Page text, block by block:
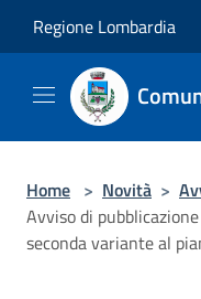
Regione Lombardia
Home > Novità >
Avviso di
seconda variante al